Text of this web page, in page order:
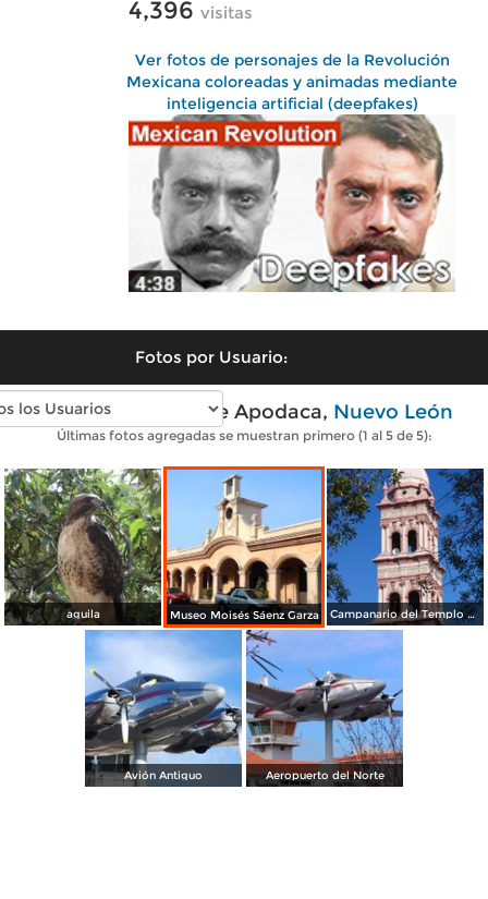
4,396 visitas
Ver fotos de personajes de la Revolución
Mexicana coloreadas y animadas mediante
inteligencia artificial (deepfakes)
Fotos por Usuario:
Fotos modernas de Apodaca, Nuevo León
Últimas fotos agregadas se muestran primero (1 al 5 de 5):
aguila Museo Moisés Sáenz Garza Campanario del Templo de San Francisco
Avión Antiguo Aeropuerto del Norte